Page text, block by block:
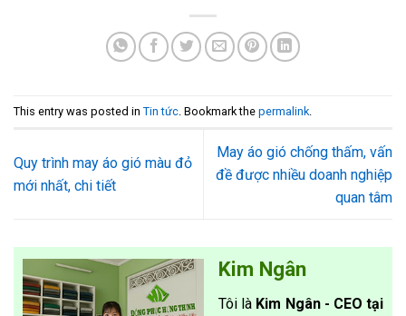
This entry was posted in Tin tức . Bookmark the permalink
Quy trình may áo gió màu đỏ
mới nhất, chi tiết
May áo gió chống thấm, vấn
đề được nhiều doanh nghiệp
quan tâm
Kim Ngân
Tôi là Kim Ngân - CEO tại